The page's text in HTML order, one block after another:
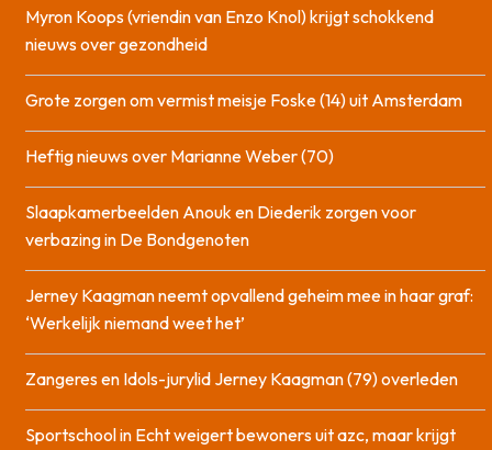
Myron Koops (vriendin van Enzo Knol) krijgt schokkend
nieuws over gezondheid
Grote zorgen om vermist meisje Foske (14) uit Amsterdam
Heftig nieuws over Marianne Weber (70)
Slaapkamerbeelden Anouk en Diederik zorgen voor
verbazing in De Bondgenoten
Jerney Kaagman neemt opvallend geheim mee in haar graf:
‘Werkelijk niemand weet het’
Zangeres en Idols-jurylid Jerney Kaagman (79) overleden
Sportschool in Echt weigert bewoners uit azc, maar krijgt